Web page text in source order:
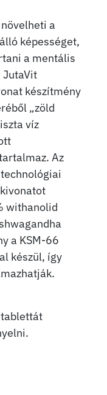
a
képességet,
a mentális
JutaVit
készítmény
„zöld
víz
Az
withanolid
a KSM-66
készül, így